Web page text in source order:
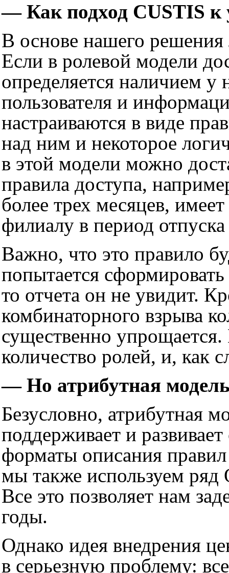
— Как подход CUSTIS к
В основе нашего
Если в ролевой модели
определяется наличием у
пользователя и
настраиваются в виде
над ним и некоторое
в этой модели можно
правила доступа,
более трех месяцев,
филиалу в период
Важно, что это правило
попытается
то отчета он не увидит.
комбинаторного взрыва
существенно
количество ролей, и, как
— Но атрибутная
Безусловно, атрибутная
поддерживает и
форматы описания
мы также используем
Все это позволяет нам
годы.
Однако идея внедрения
в серьезную проблему: